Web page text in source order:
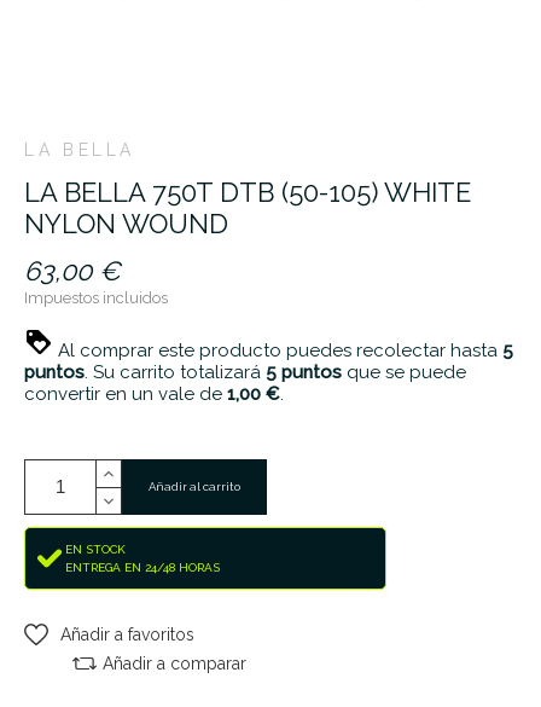
LA BELLA
LA BELLA 750T DTB (50-105) WHITE
NYLON WOUND
63,00 €
Impuestos incluidos
Al comprar este producto puedes recolectar hasta 5
puntos. Su carrito totalizará 5 puntos que se puede
convertir en un vale de 1,00 €.
Añadir al carrito
EN STOCK
ENTREGA EN 24/48 HORAS
Añadir a favoritos
Añadir a comparar